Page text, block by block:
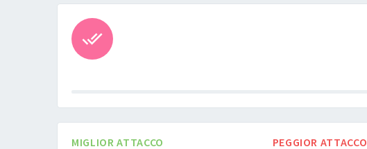
MIGLIOR ATTACCO PEGGIOR ATTACCO